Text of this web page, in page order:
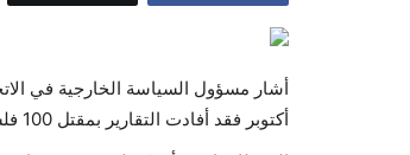
أشار مسؤول السياسة الخارجية في
أكتوبر فقد أفادت التقارير بمقتل 100 فلسطيني على الأقل”.